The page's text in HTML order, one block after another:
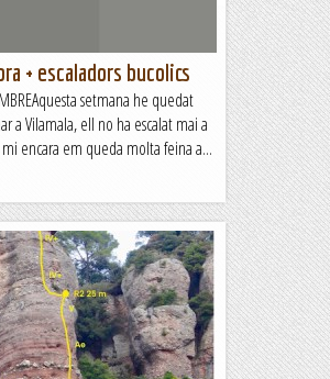
+ escaladors bucolics
setmana he quedat
a Vilamala, ell no ha escalat mai a
encara em queda molta feina a...